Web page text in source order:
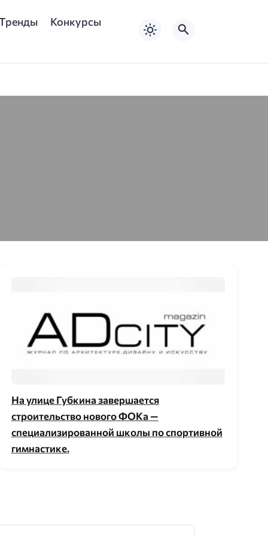
Конкурсы
На улице Губкина завершается
строительство нового ФОКа —
специализированной школы по спортивной
гимнастике.